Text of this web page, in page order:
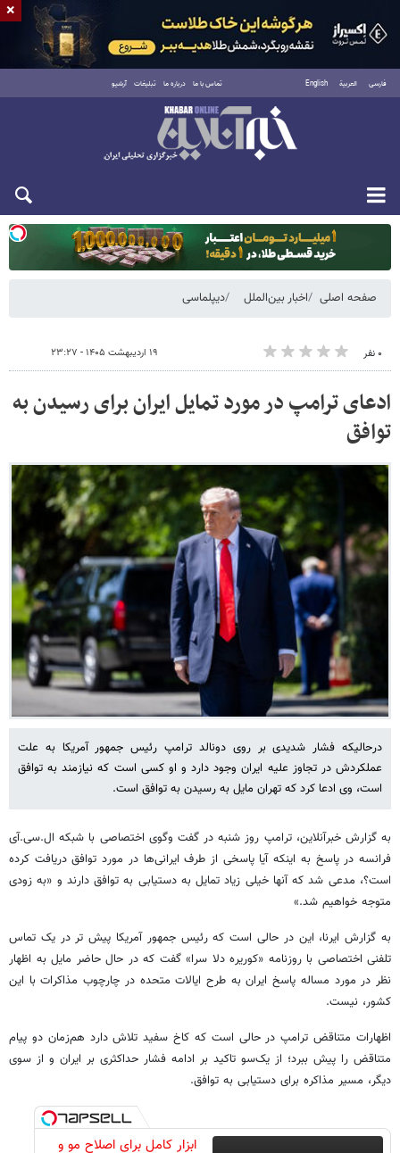
فارسی العربية English تماس با ما درباره ما تبلیغات آرشیو
یکشنبه ۱۸ مرداد ۱۴۰۵
صفحه اصلی اخبار بین‌الملل دیپلماسی
۰ نفر ۱۹ اردیبهشت ۱۴۰۵ - ۲۳:۲۷
ادعای ترامپ در مورد تمایل ایران برای رسیدن به
توافق
درحالیکه فشار شدیدی بر روی دونالد ترامپ رئیس جمهور آمریکا به علت
عملکردش در تجاوز علیه ایران وجود دارد و او کسی است که نیازمند به توافق
است، وی ادعا کرد که تهران مایل به رسیدن به توافق است.
به گزارش خبرآنلاین، ترامپ روز شنبه در گفت وگوی اختصاصی با شبکه ال.سی.آی
فرانسه در پاسخ به اینکه آیا پاسخی از طرف ایرانی‌ها در مورد توافق دریافت کرده
است؟، مدعی شد که آنها خیلی زیاد تمایل به دستیابی به توافق دارند و «به زودی
متوجه خواهیم شد.»
به گزارش ایرنا، این در حالی است که رئیس جمهور آمریکا پیش تر در یک تماس
تلفنی اختصاصی با روزنامه «کوریره دلا سرا» گفت که در حال حاضر مایل به اظهار
نظر در مورد مساله پاسخ ایران به طرح ایالات متحده در چارچوب مذاکرات با این
کشور، نیست.
اظهارات متناقض ترامپ در حالی است که کاخ سفید تلاش دارد هم‌زمان دو پیام
متناقض را پیش ببرد؛ از یک‌سو تاکید بر ادامه فشار حداکثری بر ایران و از سوی
دیگر، مسیر مذاکره برای دستیابی به توافق.
ابزار کامل برای اصلاح مو و
×